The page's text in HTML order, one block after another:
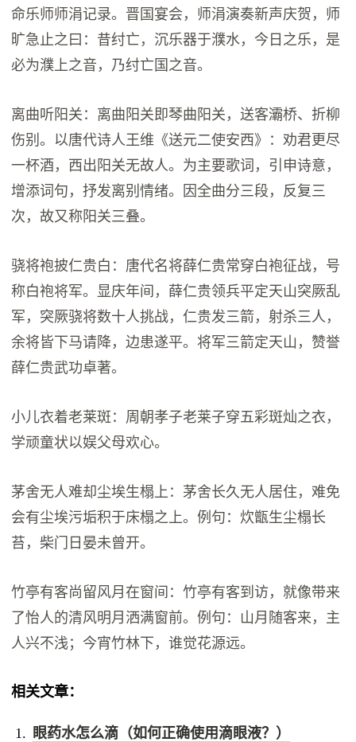
命乐师师涓记录。晋国宴会，师涓演奏新声庆贺，师
旷急止之曰：昔纣亡，沉乐器于濮水，今日之乐，是
必为濮上之音，乃纣亡国之音。
离曲听阳关：离曲阳关即琴曲阳关，送客灞桥、折柳
伤别。以唐代诗人王维《送元二使安西》：劝君更尽
一杯酒，西出阳关无故人。为主要歌词，引申诗意，
增添词句，抒发离别情绪。因全曲分三段，反复三
次，故又称阳关三叠。
骁将袍披仁贵白：唐代名将薛仁贵常穿白袍征战，号
称白袍将军。显庆年间，薛仁贵领兵平定天山突厥乱
军，突厥骁将数十人挑战，仁贵发三箭，射杀三人，
余将皆下马请降，边患遂平。将军三箭定天山，赞誉
薛仁贵武功卓著。
小儿衣着老莱斑：周朝孝子老莱子穿五彩斑灿之衣，
学顽童状以娱父母欢心。
茅舍无人难却尘埃生榻上：茅舍长久无人居住，难免
会有尘埃污垢积于床榻之上。例句：炊甑生尘榻长
苔，柴门日晏未曾开。
竹亭有客尚留风月在窗间：竹亭有客到访，就像带来
了怡人的清风明月洒满窗前。例句：山月随客来，主
人兴不浅；今宵竹林下，谁觉花源远。
相关文章：
眼药水怎么滴（如何正确使用滴眼液？）